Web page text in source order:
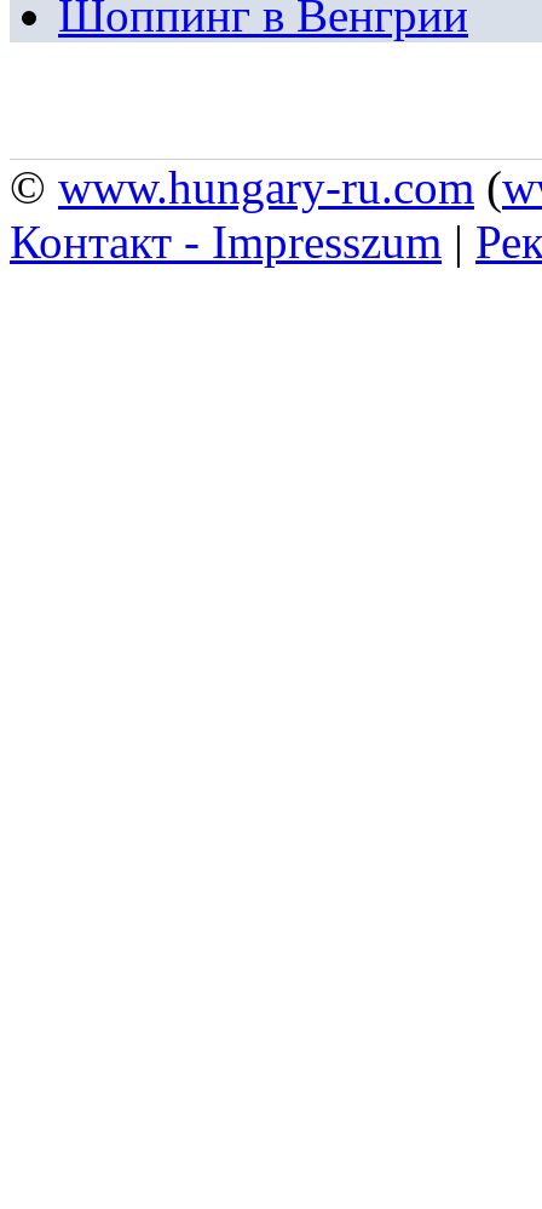
Шоппинг в Венгрии
© www.hungary-ru.com (
Контакт - Impresszum |